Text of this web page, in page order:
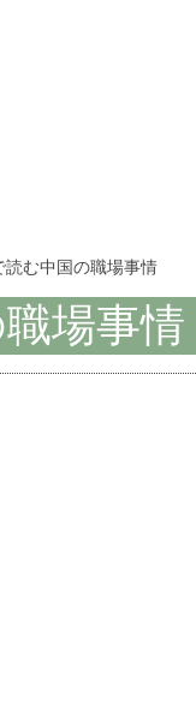
読む中国の職場事情
場事情